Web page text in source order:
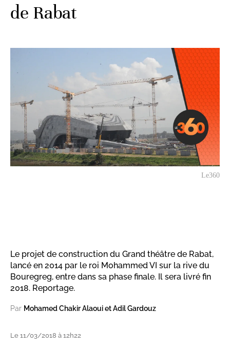
de Rabat
Le360
Le projet de construction du Grand théâtre de Rabat,
lancé en 2014 par le roi Mohammed VI sur la rive du
Bouregreg, entre dans sa phase finale. Il sera livré fin
2018. Reportage.
Par Mohamed Chakir Alaoui et Adil Gardouz
Le 11/03/2018 à 12h22